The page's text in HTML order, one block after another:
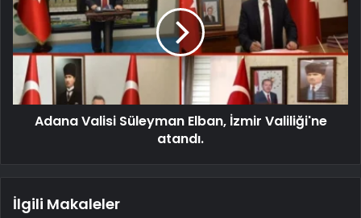
Adana Valisi Süleyman Elban, İzmir Valiliği'ne
atandı.
İlgili Makaleler